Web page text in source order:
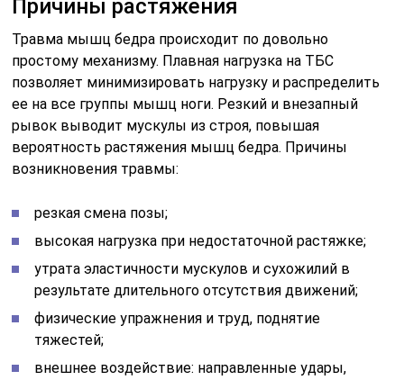
Причины растяжения
Травма мышц бедра происходит по довольно
простому механизму. Плавная нагрузка на ТБС
позволяет минимизировать нагрузку и распределить
ее на все группы мышц ноги. Резкий и внезапный
рывок выводит мускулы из строя, повышая
вероятность растяжения мышц бедра. Причины
возникновения травмы:
резкая смена позы;
высокая нагрузка при недостаточной растяжке;
утрата эластичности мускулов и сухожилий в
результате длительного отсутствия движений;
физические упражнения и труд, поднятие
тяжестей;
внешнее воздействие: направленные удары,